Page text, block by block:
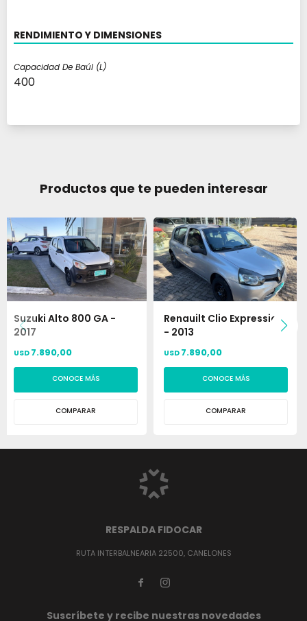
RENDIMIENTO Y DIMENSIONES
Capacidad De Baúl (l)
400
Productos que te pueden interesar
Suzuki Alto 800 GA -
2017
USD 7.890,00
CONOCE MÁS
COMPARAR
Renauilt Clio Expression
- 2013
USD 7.890,00
CONOCE MÁS
COMPARAR
RESPALDA FIDOCAR
RUTA INTERBALNEARIA 22500, CANELONES
 
Suscríbete y recibe nuestras novedades